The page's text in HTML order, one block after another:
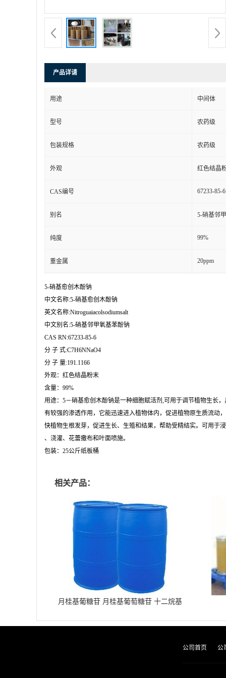
产品详请
用途 中间体
型号 农药级
包装规格 农药级
外观 红色结晶
CAS编号 67233-85-6
别名 5-硝基邻
纯度 99%
重金属 20ppm
5-硝基愈创木酚钠
中文名称:5-硝基愈创木酚钠
英文名称:Nitroguaiacolsodiumsalt
中文别名:5-硝基邻甲氧基苯酚钠
CAS RN:67233-85-6
分 子 式:C7H6NNaO4
分 子 量:191.1166
外观：红色结晶粉末
含量：99%
用途：5－硝基愈创木酚钠是一种细胞赋活剂,可用于调节植物生长，
有较强的渗透作用，它能迅速进入植物体内，促进植物原生质流动
快植物生根发芽，促进生长、生殖和结果，帮助受精结实。可用于
、浇灌、花蕾撒布和叶面喷施。
包装：25公斤纸板桶
相关产品：
月桂基葡糖苷 月桂基葡萄糖苷 十二烷基
公司首页 公